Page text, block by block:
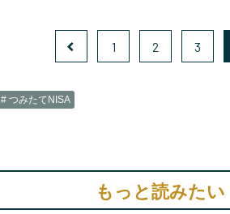
1 2 3
# つみたてNISA
もっと読みたい